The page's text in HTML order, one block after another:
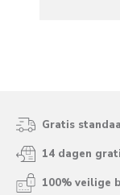
Gratis
14 dagen
100% veilige